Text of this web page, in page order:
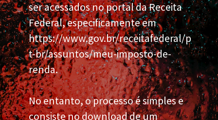
ser acessados no portal da Receita
Federal, especificamente em
https://www.gov.br/receitafederal/p
t-br/assuntos/meu-imposto-de-
renda.
No entanto, o processo é simples e
consiste no download de um